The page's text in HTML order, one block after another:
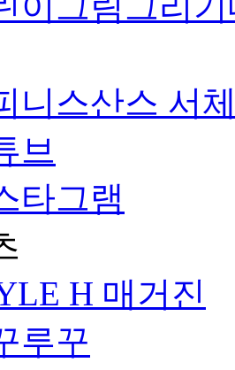
니스산스 서
브
타그램
H 매거진
루꾸